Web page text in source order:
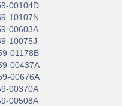
00104D
10107N
00603A
10075J
01178B
00437A
00676A
00370A
00508A